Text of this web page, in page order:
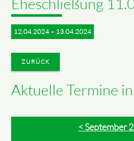
12.04.2024 – 13.04.2024
ZURÜCK
Aktuelle Termine
< September